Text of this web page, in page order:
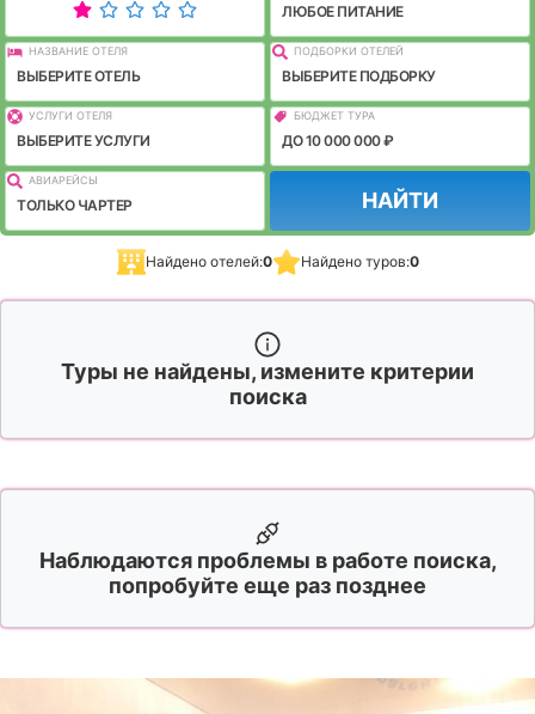
ЛЮБОЕ ПИТАНИЕ
НАЗВАНИЕ ОТЕЛЯ
ВЫБЕРИТЕ ОТЕЛЬ
ПОДБОРКИ ОТЕЛЕЙ
ВЫБЕРИТЕ ПОДБОРКУ
УСЛУГИ ОТЕЛЯ
ВЫБЕРИТЕ УСЛУГИ
БЮДЖЕТ ТУРА
ДО 10 000 000 ₽
АВИАРЕЙСЫ
ТОЛЬКО ЧАРТЕР НАЙТИ
Найдено отелей:0 Найдено туров:0
Туры не найдены, измените критерии
поиска
Наблюдаются проблемы в работе поиска,
попробуйте еще раз позднее